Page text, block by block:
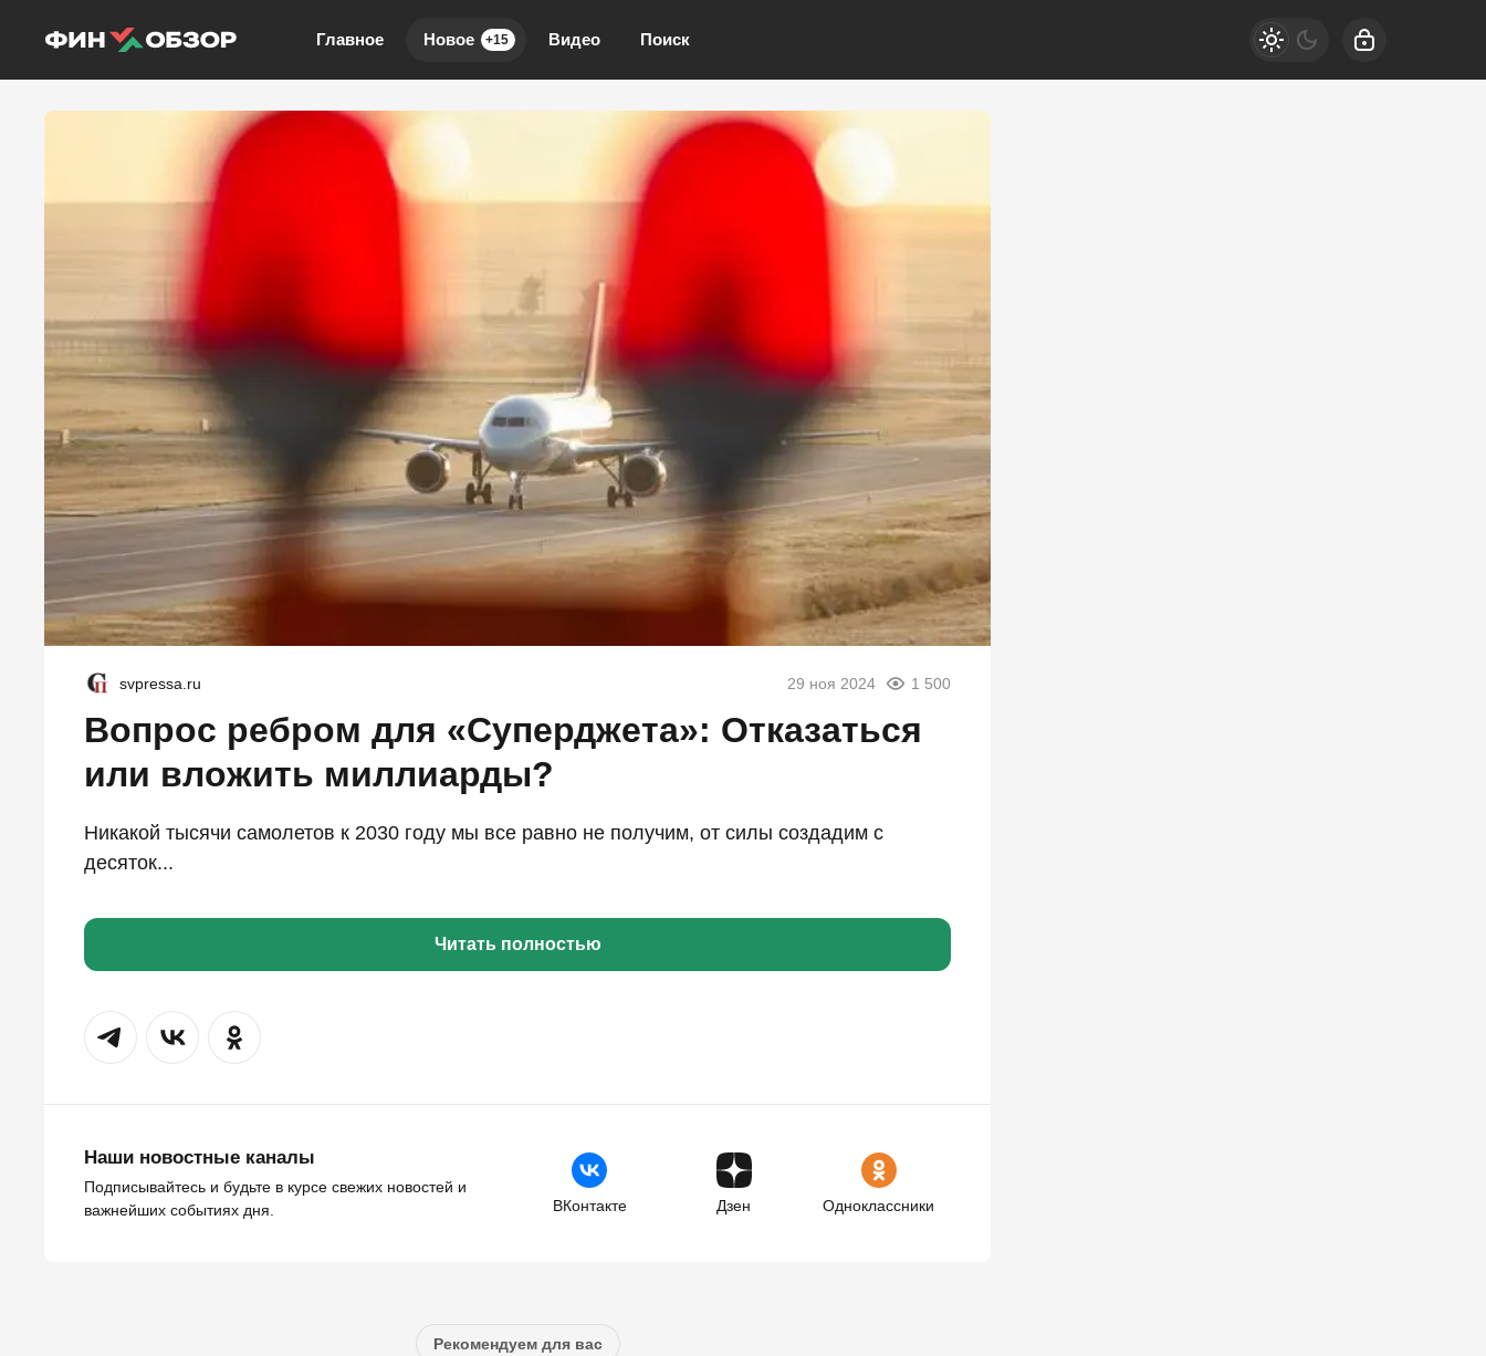
Главное Новое +15 Видео Поиск
svpressa.ru 29 ноя 2024 1 500
Вопрос ребром для «Суперджета»: Отказаться
или вложить миллиарды?
Никакой тысячи самолетов к 2030 году мы все равно не получим, от силы создадим с
десяток...
Читать полностью
Наши новостные каналы
Подписывайтесь и будьте в курсе свежих новостей и
важнейших событиях дня.
ВКонтакте Дзен Одноклассники
Рекомендуем для вас